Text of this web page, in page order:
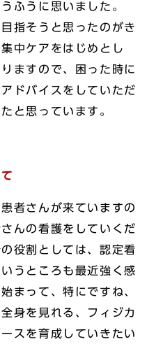
ふうに思いました。
指そうと思ったのがき
中ケアをはじめとし
ますので、困った時に
ドバイスをしていただ
と思っています。
者さんが来ていますの
んの看護をしていくだ
役割としては、認定看
うところも最近強く感
まって、特にですね、
身を見れる、フィジカ
スを育成していきたい